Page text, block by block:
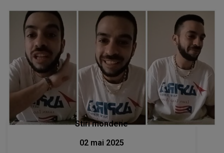
Stiri mondene
02 mai 2025